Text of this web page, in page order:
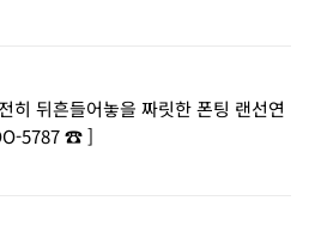
히 뒤흔들어놓을 짜릿한 폰팅 랜선연
5787 ☎ ]